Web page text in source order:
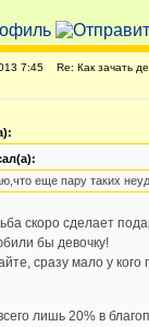
7:45 Re: Как зачать
еще пару таких
скоро сделает
бы девочку!
сразу мало у
лишь 20% в